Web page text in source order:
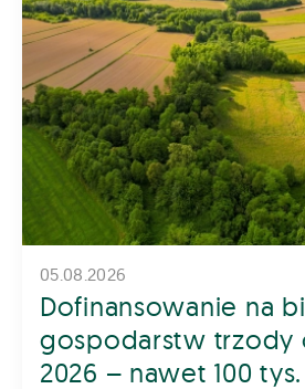
05.08.2026
Dofinansowanie na
gospodarstw trzody
2026 – nawet 100 tys.